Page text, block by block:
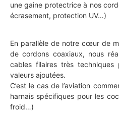
une gaine protectrice à nos
écrasement, protection UV…)
En parallèle de notre cœur de
de cordons coaxiaux, nous
cables filaires très
valeurs ajoutées.
C’est le cas de l’aviation
harnais spécifiques pour les
froid…)